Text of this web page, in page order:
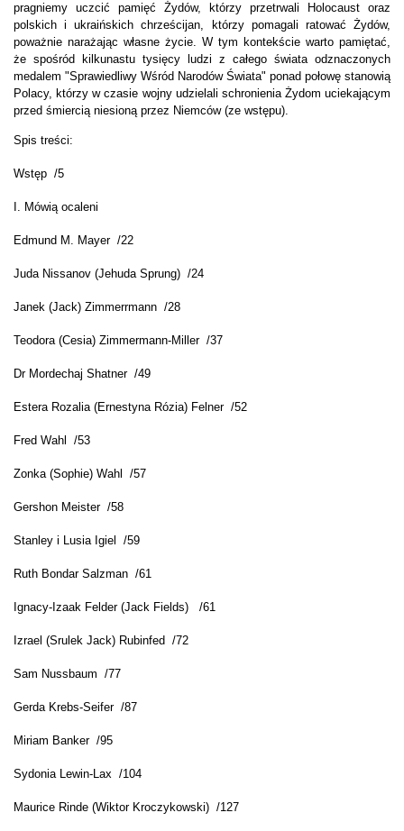
pragniemy uczcić pamięć Żydów, którzy przetrwali Holocaust oraz
polskich i ukraińskich chrześcijan, którzy pomagali ratować Żydów,
poważnie narażając własne życie. W tym kontekście warto pamiętać,
że spośród kilkunastu tysięcy ludzi z całego świata odznaczonych
medalem "Sprawiedliwy Wśród Narodów Świata" ponad połowę stanowią
Polacy, którzy w czasie wojny udzielali schronienia Żydom uciekającym
przed śmiercią niesioną przez Niemców (ze wstępu).
Spis treści:
Wstęp /5
I. Mówią ocaleni
Edmund M. Mayer /22
Juda Nissanov (Jehuda Sprung) /24
Janek (Jack) Zimmerrmann /28
Teodora (Cesia) Zimmermann-Miller /37
Dr Mordechaj Shatner /49
Estera Rozalia (Ernestyna Rózia) Felner /52
Fred Wahl /53
Zonka (Sophie) Wahl /57
Gershon Meister /58
Stanley i Lusia Igiel /59
Ruth Bondar Salzman /61
Ignacy-Izaak Felder (Jack Fields) /61
Izrael (Srulek Jack) Rubinfed /72
Sam Nussbaum /77
Gerda Krebs-Seifer /87
Miriam Banker /95
Sydonia Lewin-Lax /104
Maurice Rinde (Wiktor Kroczykowski) /127